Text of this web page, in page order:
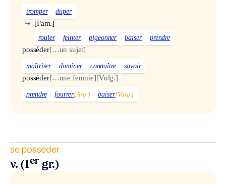
tromper duper
[Fam.]
↪
rouler feinter pigeonner baiser prendre
posséder[…un sujet]
maîtriser dominer connaître savoir
posséder[…une femme][Vulg.]
prendre fourrer[Arg.] baiser[Vulg.]
se posséder
v. (1er gr.)